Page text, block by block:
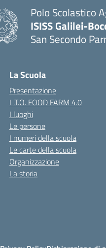
Polo Scolastico
ISISS Galilei-
San Secondo
La Scuola
Presentazione
L.T.O. FOOD FARM 4.0
I luoghi
Le persone
I numeri della scuola
Le carte della scuola
Organizzazione
La storia